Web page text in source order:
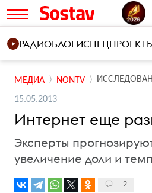
РАДИОБЛОГИ
МЕДИА NONTV
15.05.2013
Интернет еще
Эксперты
увеличение доли и
2